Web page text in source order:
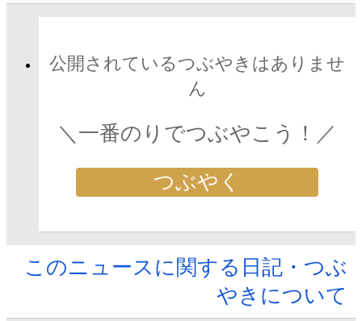
公開されているつぶやきはありませ
ん
＼一番のりでつぶやこう！／
つぶやく
このニュースに関する日記・つぶ
やきについて